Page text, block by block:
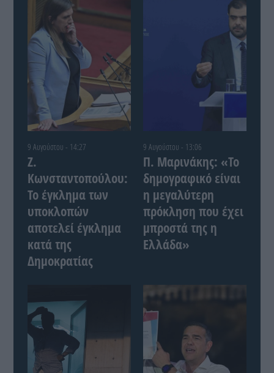
9 Αυγούστου - 14:27
Ζ.
Κωνσταντοπούλου:
Το έγκλημα των
υποκλοπών
αποτελεί έγκλημα
κατά της
Δημοκρατίας
9 Αυγούστου - 13:06
Π. Μαρινάκης: «Το
δημογραφικό είναι
η μεγαλύτερη
πρόκληση που έχει
μπροστά της η
Ελλάδα»